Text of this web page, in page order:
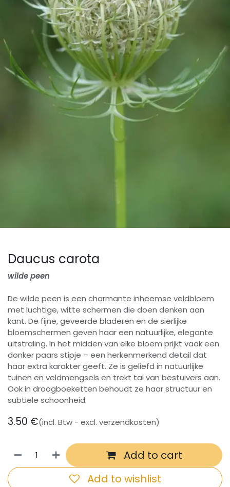
Daucus carota
wilde peen
De wilde peen is een charmante inheemse veldbloem
met luchtige, witte schermen die doen denken aan
kant. De fijne, geveerde bladeren en de sierlijke
bloemschermen geven haar een natuurlijke, elegante
uitstraling. In het midden van elke bloem prijkt vaak een
donker paars stipje – een herkenmerkend detail dat
haar extra karakter geeft. Ze is geliefd in natuurlijke
tuinen en veldmengsels en trekt tal van bestuivers aan.
Ook in droogboeketten behoudt ze haar structuur en
subtiele schoonheid.
3.50 €(incl. Btw - excl. verzendkosten)
Add to cart
Add to wishlist